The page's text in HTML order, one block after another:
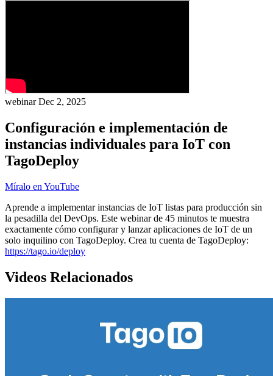
webinarDec 2, 2025
Configuración e implementación de
instancias individuales para IoT con
TagoDeploy
Míralo en YouTube
Aprende a implementar instancias de IoT listas para producción sin
la pesadilla del DevOps. Este webinar de 45 minutos te muestra
exactamente cómo configurar y lanzar aplicaciones de IoT de un
solo inquilino con TagoDeploy. Crea tu cuenta de TagoDeploy:
https://tago.io/deploy
Videos Relacionados